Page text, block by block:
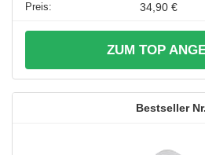
34,90 €
ZUM TOP